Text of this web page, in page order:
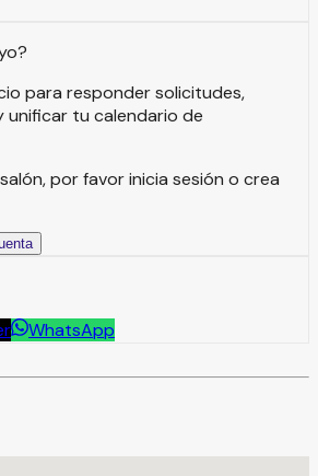
para responder solicitudes,
unificar tu calendario de
por favor inicia sesión o crea
WhatsApp